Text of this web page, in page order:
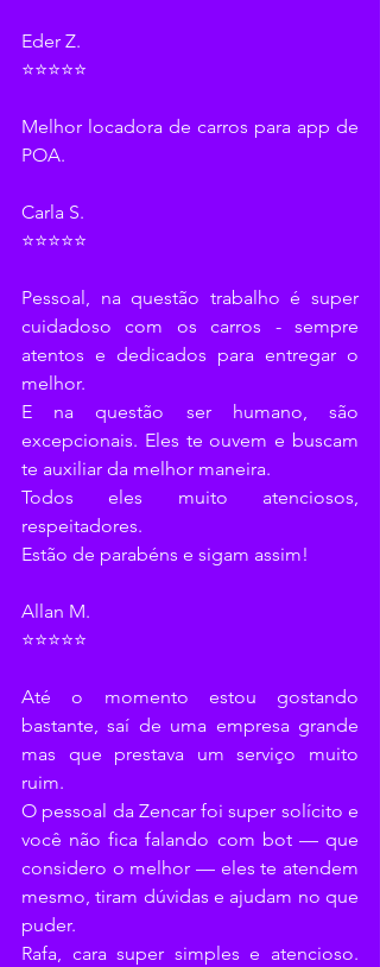
Eder Z.
⭐⭐⭐⭐⭐
Melhor locadora de carros para app de
POA.
Carla S.
⭐⭐⭐⭐⭐
Pessoal, na questão trabalho é super
cuidadoso com os carros - sempre
atentos e dedicados para entregar o
melhor.
E na questão ser humano, são
excepcionais. Eles te ouvem e buscam
te auxiliar da melhor maneira.
Todos eles muito atenciosos,
respeitadores.
Estão de parabéns e sigam assim!
Allan M.
⭐⭐⭐⭐⭐
Até o momento estou gostando
bastante, saí de uma empresa grande
mas que prestava um serviço muito
ruim.
O pessoal da Zencar foi super solícito e
você não fica falando com bot — que
considero o melhor — eles te atendem
mesmo, tiram dúvidas e ajudam no que
puder.
Rafa, cara super simples e atencioso.